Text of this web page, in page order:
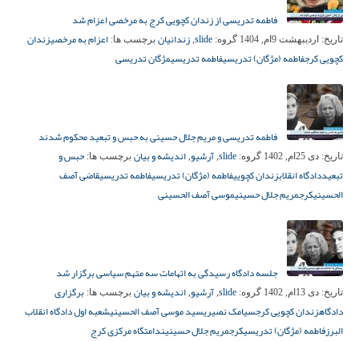
فاطمه تدریسی از زندان کچویی کرج به مرخصی اعزام شد
تاریخ: اردیبهشت 9ام, 1404 گروه: slide
, زندانیان برچسب ها: اعزام به مرخصیزندان
کچویی کرجفاطمه (مژگان) تدریسیفاطمه تدریسیمژگان تدریسی
فاطمه تدریسی و مریم جلال حسینی به حبس و تبعید محکوم شدند
تاریخ: دی 25ام, 1402 گروه: slide
, آرشیو, اندیشه و بیان برچسب ها: حبس و
تبعیددادگاه انقلابزندان کچوییفاطمه (مژگان) تدریسیفاطمه تدریسیقاضی آصف
الحسینیکرجمریم جلال حسینیموسی آصف الحسینی
جلسه دادگاه رسیدگی به اتهامات سه متهم سیاسی برگزار شد
تاریخ: دی 13ام, 1402 گروه: slide
, آرشیو, اندیشه و بیان برچسب ها: برگزاری
دادگاهزندان کچویی کرجسیامک نصیریسید موسی آصف الحسینیشعبه اول دادگاه انقلاب
البرزفاطمه (مژگان) تدریسیکرجمریم جلال حسینیندامتگاه مرکزی کرج